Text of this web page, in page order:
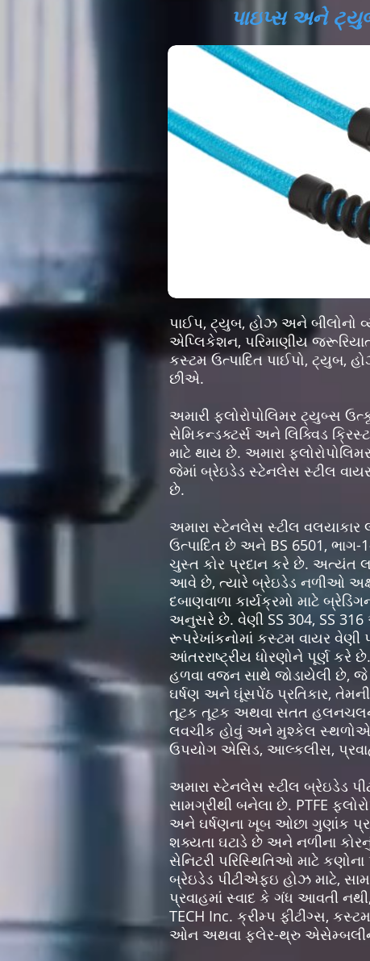
પાઇપ્સ અને
પાઈપ, ટ્યુબ, હોઝ અને બીલોનો
એપ્લિકેશન, પરિમાણીય
કસ્ટમ ઉત્પાદિત પાઈપો,
છીએ.
અમારી ફ્લોરોપોલિમર ટ્યુબ્સ
સેમિકન્ડક્ટર્સ અને લિક્વિડ
માટે થાય છે. અમારા
જેમાં બ્રેઇડેડ સ્ટેનલેસ સ્ટીલ
છે.
અમારા સ્ટેનલેસ સ્ટીલ વલયાકાર
ઉત્પાદિત છે અને BS 6501,
ચુસ્ત કોર પ્રદાન કરે છે. અત્યંત
આવે છે, ત્યારે બ્રેઇડેડ નળીઓ
દબાણવાળા કાર્યક્રમો માટે
અનુસરે છે. વેણી SS 304, SS
રૂપરેખાંકનોમાં કસ્ટમ વાયર વેણી
આંતરરાષ્ટ્રીય ધોરણોને પૂર્ણ કરે
હળવા વજન સાથે જોડાયેલી છે, જે
ઘર્ષણ અને ઘૂંસપેંઠ પ્રતિકાર,
તૂટક તૂટક અથવા સતત હલનચલન
લવચીક હોવું અને મુશ્કેલ સ્થળોએ
ઉપયોગ એસિડ, આલ્કલીસ,
અમારા સ્ટેનલેસ સ્ટીલ બ્રેઇડેડ
સામગ્રીથી બનેલા છે. PTFE
અને ઘર્ષણના ખૂબ ઓછા ગુણાંક
શક્યતા ઘટાડે છે અને નળીના
સેનિટરી પરિસ્થિતિઓ માટે
બ્રેઇડેડ પીટીએફઇ હોઝ માટે,
પ્રવાહમાં સ્વાદ કે ગંધ આવતી
TECH Inc. ક્રીમ્પ ફીટીંગ્સ,
ઓન અથવા ફ્લેર-થ્રુ